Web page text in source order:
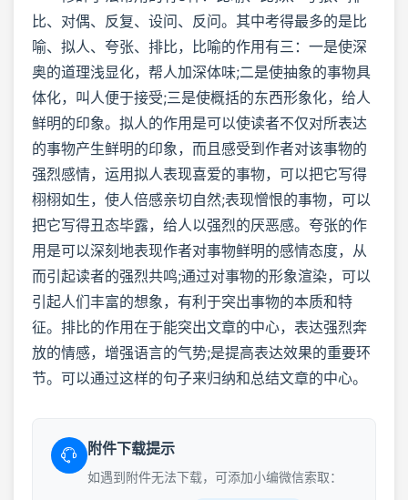
比、对偶、反复、设问、反问。其中考得最多的是比
喻、拟人、夸张、排比，比喻的作用有三：一是使深
奥的道理浅显化，帮人加深体味;二是使抽象的事物具
体化，叫人便于接受;三是使概括的东西形象化，给人
鲜明的印象。拟人的作用是可以使读者不仅对所表达
的事物产生鲜明的印象，而且感受到作者对该事物的
强烈感情，运用拟人表现喜爱的事物，可以把它写得
栩栩如生，使人倍感亲切自然;表现憎恨的事物，可以
把它写得丑态毕露，给人以强烈的厌恶感。夸张的作
用是可以深刻地表现作者对事物鲜明的感情态度，从
而引起读者的强烈共鸣;通过对事物的形象渲染，可以
引起人们丰富的想象，有利于突出事物的本质和特
征。排比的作用在于能突出文章的中心，表达强烈奔
放的情感，增强语言的气势;是提高表达效果的重要环
节。可以通过这样的句子来归纳和总结文章的中心。
附件下载提示
如遇到附件无法下载，可添加小编微信索取：